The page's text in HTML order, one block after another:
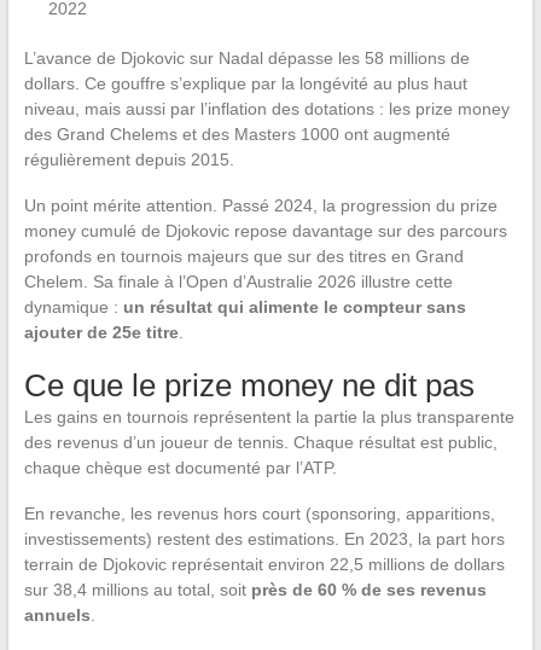
2022
L’avance de Djokovic sur Nadal dépasse les 58 millions de
dollars. Ce gouffre s’explique par la longévité au plus haut
niveau, mais aussi par l’inflation des dotations : les prize money
des Grand Chelems et des Masters 1000 ont augmenté
régulièrement depuis 2015.
Un point mérite attention. Passé 2024, la progression du prize
money cumulé de Djokovic repose davantage sur des parcours
profonds en tournois majeurs que sur des titres en Grand
Chelem. Sa finale à l’Open d’Australie 2026 illustre cette
dynamique : un résultat qui alimente le compteur sans
ajouter de 25e titre.
Ce que le prize money ne dit pas
Les gains en tournois représentent la partie la plus transparente
des revenus d’un joueur de tennis. Chaque résultat est public,
chaque chèque est documenté par l’ATP.
En revanche, les revenus hors court (sponsoring, apparitions,
investissements) restent des estimations. En 2023, la part hors
terrain de Djokovic représentait environ 22,5 millions de dollars
sur 38,4 millions au total, soit près de 60 % de ses revenus
annuels